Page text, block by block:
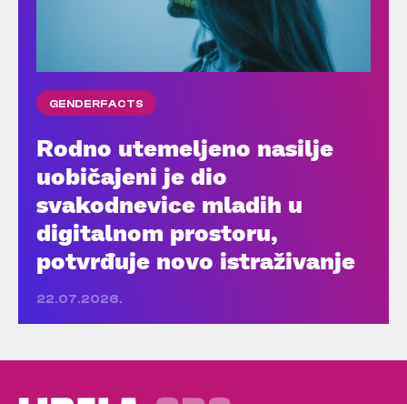
GENDERFACTS
Rodno utemeljeno nasilje
uobičajeni je dio
svakodnevice mladih u
digitalnom prostoru,
potvrđuje novo istraživanje
22.07.2026.